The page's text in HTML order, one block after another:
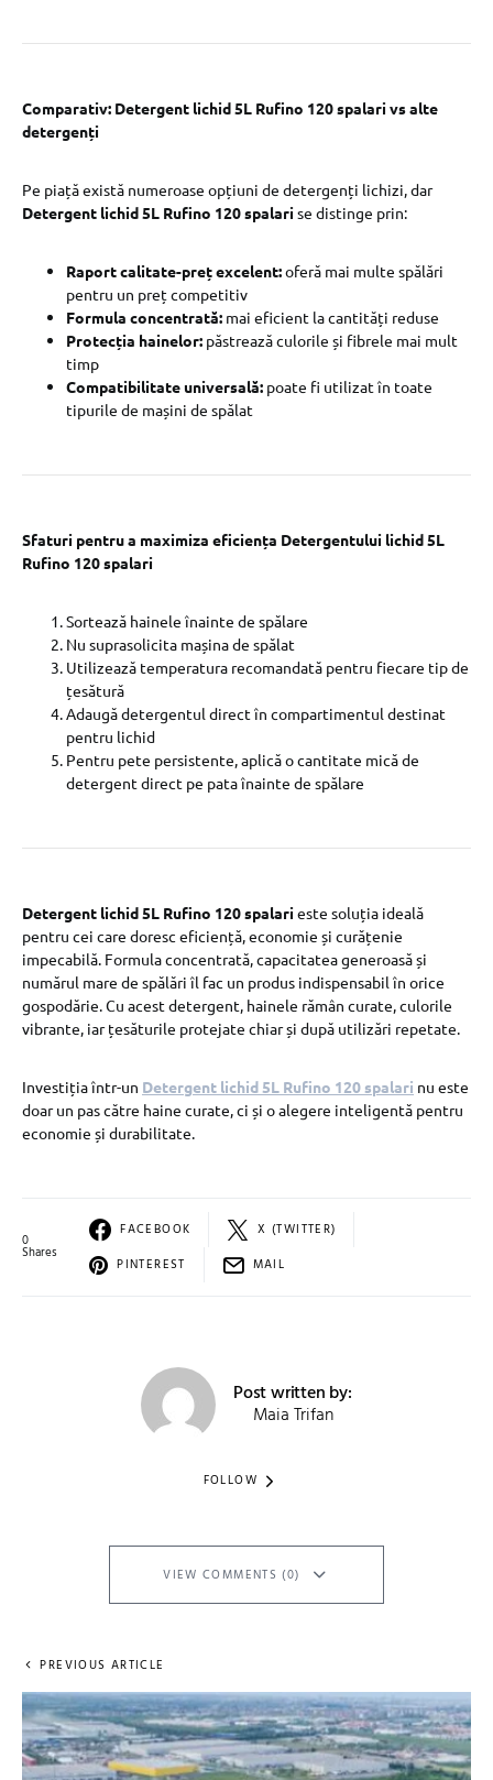
Comparativ: Detergent lichid 5L Rufino 120 spalari vs alte
detergenți
Pe piață există numeroase opțiuni de detergenți lichizi, dar
Detergent lichid 5L Rufino 120 spalarise distinge prin:
Raport calitate-preț excelent:oferă mai multe spălări
pentru un preț competitiv
Formula concentrată: mai eficient la cantități reduse
Protecția hainelor: păstrează culorile și fibrele mai mult
timp
Compatibilitate universală: poate fi utilizat în toate
tipurile de mașini de spălat
Sfaturi pentru a maximiza eficiența Detergentului lichid 5L
Rufino 120 spalari
Sortează hainele înainte de spălare
Nu suprasolicita mașina de spălat
Utilizează temperatura recomandată pentru fiecare tip de
țesătură
Adaugă detergentul direct în compartimentul destinat
pentru lichid
Pentru pete persistente, aplică o cantitate mică de
detergent direct pe pata înainte de spălare
Detergent lichid 5L Rufino 120 spalarieste soluția ideală
pentru cei care doresc eficiență, economie și curățenie
impecabilă. Formula concentrată, capacitatea generoasă și
numărul mare de spălări îl fac un produs indispensabil în orice
gospodărie. Cu acest detergent, hainele rămân curate, culorile
vibrante, iar țesăturile protejate chiar și după utilizări repetate.
Investiția într-un Detergent lichid 5L Rufino 120 spalari nu este
doar un pas către haine curate, ci și o alegere inteligentă pentru
economie și durabilitate.
0
Shares
FACEBOOK
X (TWITTER)
PINTEREST
MAIL
Post written by:
Maia Trifan
FOLLOW
VIEW COMMENTS (0)
PREVIOUS ARTICLE